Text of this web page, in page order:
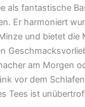
als fantastische
Er harmoniert
und bietet die
am Morgen
vor dem
Tees ist